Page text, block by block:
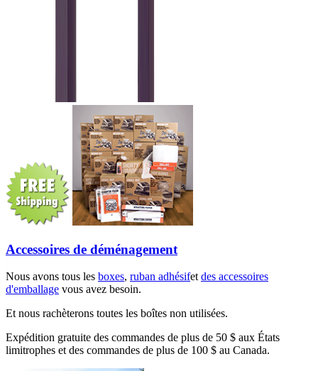
Accessoires de déménagement
Nous avons tous les boxes, ruban adhésifetdes accessoires
d'emballage vous avez besoin.
Et nous rachèterons toutes les boîtes non utilisées.
Expédition gratuite des commandes de plus de 50 $ aux États
limitrophes et des commandes de plus de 100 $ au Canada.